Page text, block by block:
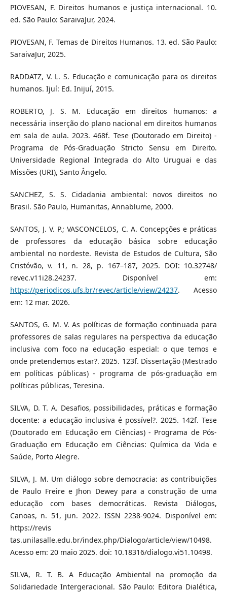
PIOVESAN, F. Direitos humanos e justiça internacional. 10.
ed. São Paulo: SaraivaJur, 2024.
PIOVESAN, F. Temas de Direitos Humanos. 13. ed. São Paulo:
SaraivaJur, 2025.
RADDATZ, V. L. S. Educação e comunicação para os direitos
humanos. Ijuí: Ed. Inijuí, 2015.
ROBERTO, J. S. M. Educação em direitos humanos: a
necessária inserção do plano nacional em direitos humanos
em sala de aula. 2023. 468f. Tese (Doutorado em Direito) -
Programa de Pós-Graduação Stricto Sensu em Direito.
Universidade Regional Integrada do Alto Uruguai e das
Missões (URI), Santo Ângelo.
SANCHEZ, S. S. Cidadania ambiental: novos direitos no
Brasil. São Paulo, Humanitas, Annablume, 2000.
SANTOS, J. V. P.; VASCONCELOS, C. A. Concepções e práticas
de professores da educação básica sobre educação
ambiental no nordeste. Revista de Estudos de Cultura, São
Cristóvão, v. 11, n. 28, p. 167–187, 2025. DOI: 10.32748/
revec.v11i28.24237. Disponível em:
https://periodicos.ufs.br/revec/article/view/24237. Acesso
em: 12 mar. 2026.
SANTOS, G. M. V. As políticas de formação continuada para
professores de salas regulares na perspectiva da educação
inclusiva com foco na educação especial: o que temos e
onde pretendemos estar?. 2025. 123f. Dissertação (Mestrado
em políticas públicas) - programa de pós-graduação em
políticas públicas, Teresina.
SILVA, D. T. A. Desafios, possibilidades, práticas e formação
docente: a educação inclusiva é possível?. 2025. 142f. Tese
(Doutorado em Educação em Ciências) - Programa de Pós-
Graduação em Educação em Ciências: Química da Vida e
Saúde, Porto Alegre.
SILVA, J. M. Um diálogo sobre democracia: as contribuições
de Paulo Freire e Jhon Dewey para a construção de uma
educação com bases democráticas. Revista Diálogos,
Canoas, n. 51, jun. 2022. ISSN 2238-9024. Disponível em:
https://revis
tas.unilasalle.edu.br/index.php/Dialogo/article/view/10498.
Acesso em: 20 maio 2025. doi: 10.18316/dialogo.vi51.10498.
SILVA, R. T. B. A Educação Ambiental na promoção da
Solidariedade Intergeracional. São Paulo: Editora Dialética,